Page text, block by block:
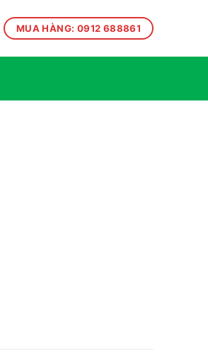
MUA HÀNG: 0912 688861